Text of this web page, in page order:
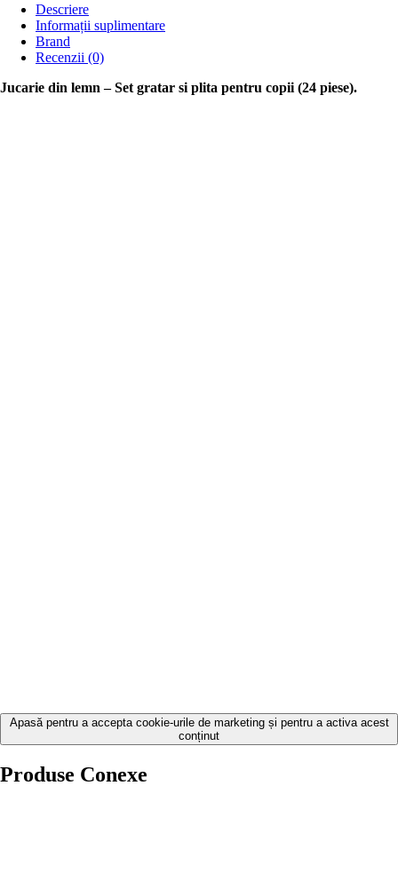
Descriere
Informații suplimentare
Brand
Recenzii (0)
Jucarie din lemn – Set gratar si plita pentru copii (24 piese).
Apasă pentru a accepta cookie-urile de marketing și pentru a activa acest
conținut
Produse Conexe